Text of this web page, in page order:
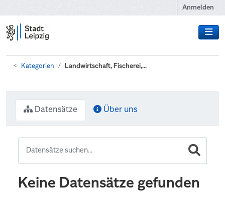
Anmelden
Kategorien Landwirtschaft, Fischerei,...
Datensätze Über uns
Keine Datensätze gefunden